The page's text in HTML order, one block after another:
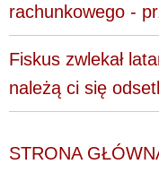
rachunkowego -
Fiskus zwlekał
należą ci się
STRONA